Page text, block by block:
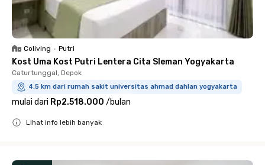
Coliving • Putri
Kost Uma Kost Putri Lentera Cita Sleman Yogyakarta
Caturtunggal, Depok
4.5 km dari rumah sakit universitas ahmad dahlan yogyakarta
mulai dari Rp2.518.000 /bulan
Lihat info lebih banyak